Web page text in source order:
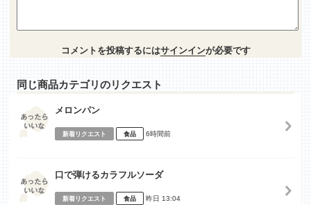
コメントを投稿するにはサインインが必要です
同じ商品カテゴリのリクエスト
メロンパン
新着リクエスト 食品 6時間前
口で弾けるカラフルソーダ
新着リクエスト 食品 昨日 13:04